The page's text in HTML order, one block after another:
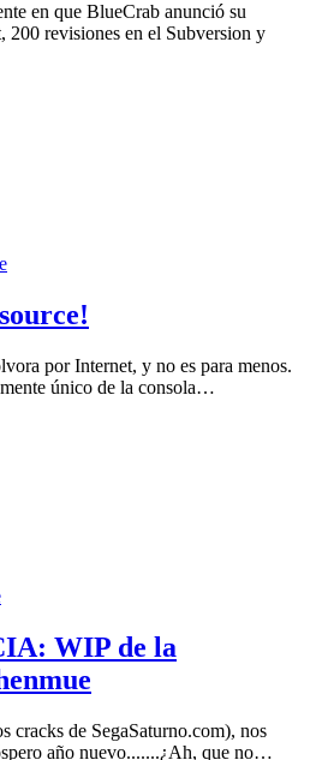
en que BlueCrab anunció su
200 revisiones en el Subversion y
por Internet, y no es para menos.
único de la consola…
WIP de la
cracks de SegaSaturno.com), nos
año nuevo.......¿Ah, que no…